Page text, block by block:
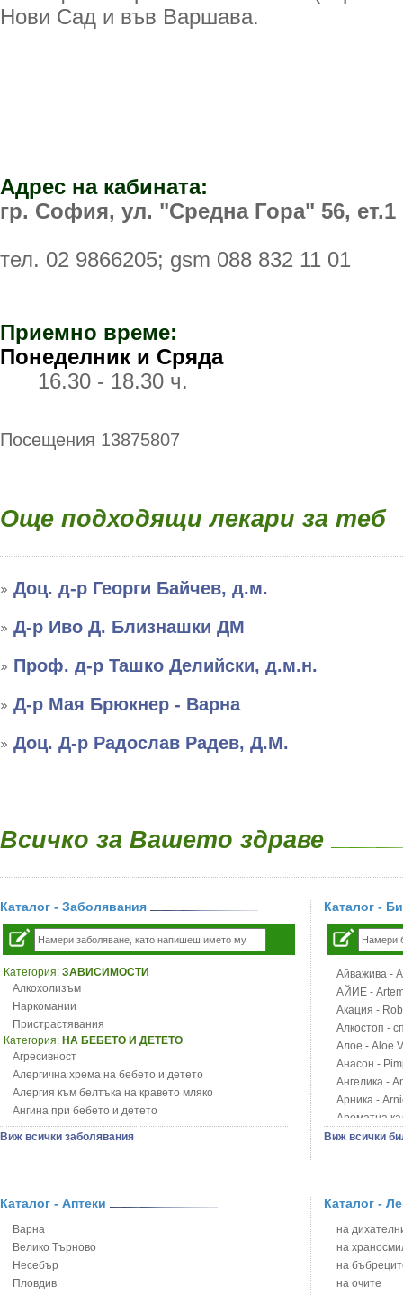
Нови Сад и във Варшава.
Адрес на кабината:
гр. София, ул. "Средна Гора" 56, ет.1
тел. 02 9866205; gsm 088 832 11 01
Приемно време:
Понеделник и Сряда
16.30 - 18.30 ч.
Посещения 13875807
Още подходящи лекари за теб
Доц. д-р Георги Байчев, д.м.
Д-р Иво Д. Близнашки ДМ
Проф. д-р Ташко Делийски, д.м.н.
Д-р Мая Брюкнер - Варна
Доц. Д-р Радослав Радев, Д.М.
Всичко за Вашето здраве
Каталог - Заболявания
Категория: ЗАВИСИМОСТИ
Алкохолизъм
Наркомании
Пристрастявания
Категория: НА БЕБЕТО И ДЕТЕТО
Агресивност
Алергична хрема на бебето и детето
Алергия към белтъка на кравето мляко
Ангина при бебето и детето
Анемия при бебето и детето
Апетит - пълни деца
Бронхиална астма при бебето и детето
Варицела
Висока температура на бебето и детето
Възпаление на ушите на бебето и детето
Глисти
Виж всички заболявания
Каталог -
Айважива -
АЙИЕ -
Акация -
Алкостоп -
Алое - Aloe
Анасон -
Ангелика -
Арника -
Ароматна
Арония -
Блатен
Блян
Бобови
Божур -
Борови
Виж всички
Каталог - Аптеки
Варна
Велико Търново
Несебър
Пловдив
Каталог -
на
на
на
на очите